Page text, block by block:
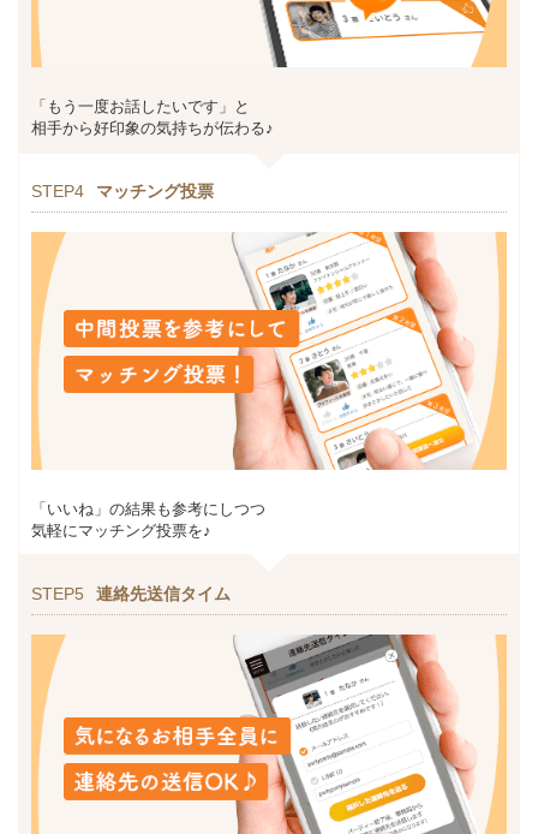
「もう一度お話したいです」と
相手から好印象の気持ちが伝わる♪
STEP4 マッチング投票
「いいね」の結果も参考にしつつ
気軽にマッチング投票を♪
STEP5 連絡先送信タイム